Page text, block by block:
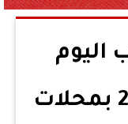
اليوم
الإثنين 23 يونيو 2025 بمحلات